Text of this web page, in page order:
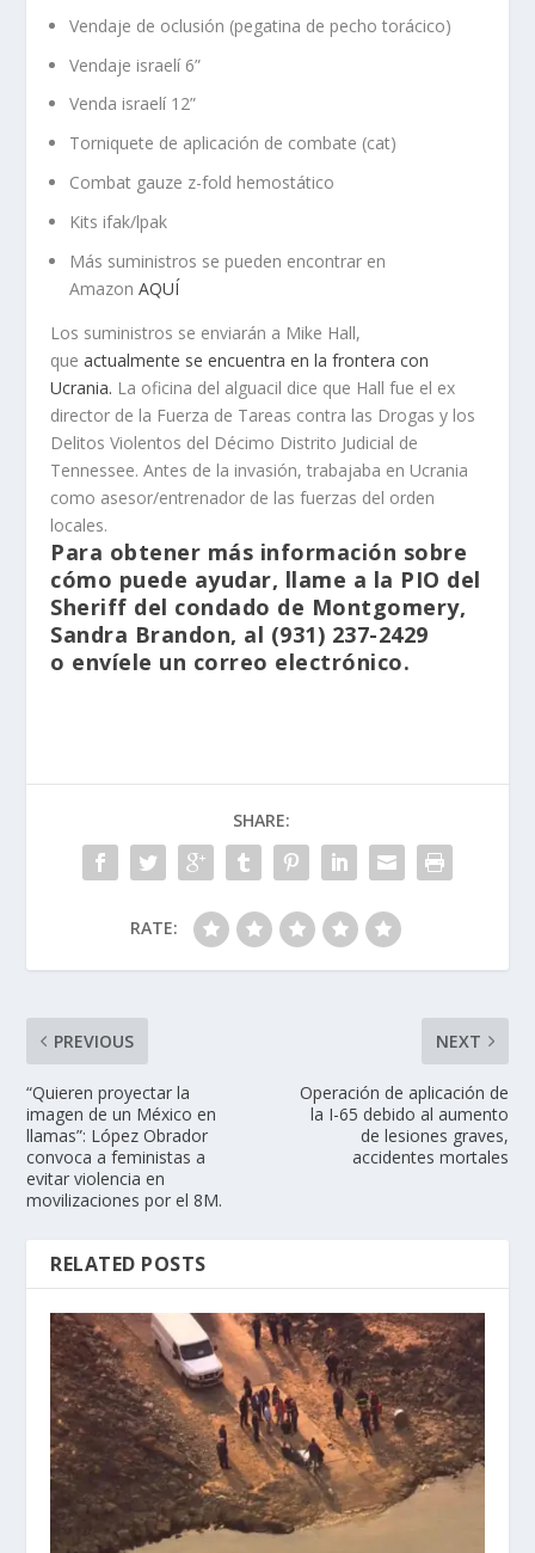
Vendaje de oclusión (pegatina de pecho torácico)
Vendaje israelí 6”
Venda israelí 12”
Torniquete de aplicación de combate (cat)
Combat gauze z-fold hemostático
Kits ifak/lpak
Más suministros se pueden encontrar en
AmazonAQUÍ
Los suministros se enviarán a Mike Hall,
queactualmente se encuentra en la frontera con
Ucrania. La oficina del alguacil dice que Hall fue el ex
director de la Fuerza de Tareas contra las Drogas y los
Delitos Violentos del Décimo Distrito Judicial de
Tennessee. Antes de la invasión, trabajaba en Ucrania
como asesor/entrenador de las fuerzas del orden
locales.
Para obtener más información sobre
cómo puede ayudar, llame a la PIO del
Sheriff del condado de Montgomery,
Sandra Brandon, al (931) 237-2429
o envíele un correo electrónico.
SHARE:
RATE:
PREVIOUS
“Quieren proyectar la
imagen de un México en
llamas”: López Obrador
convoca a feministas a
evitar violencia en
movilizaciones por el 8M.
NEXT
Operación de aplicación de
la I-65 debido al aumento
de lesiones graves,
accidentes mortales
RELATED POSTS